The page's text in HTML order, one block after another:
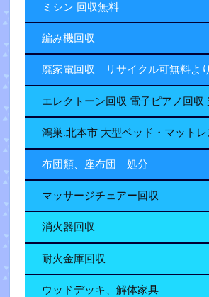
ミシン 回収無料
編み機回収
廃家電回収 リサイクル可無料より
エレクトーン回収 電子ピアノ回収
鴻巣.北本市 大型ベッド・マット
布団類、座布団 処分
マッサージチェアー回収
消火器回収
耐火金庫回収
ウッドデッキ、解体家具